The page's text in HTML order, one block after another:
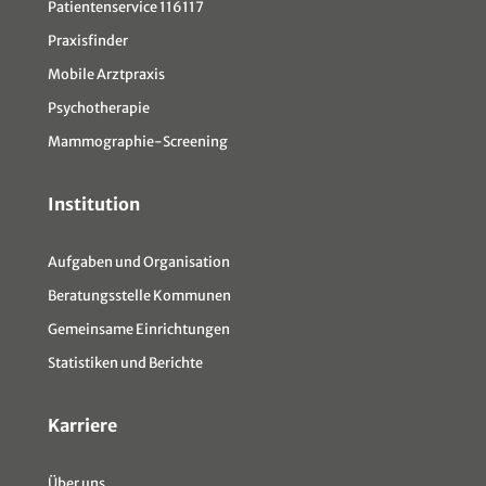
Patientenservice 116117
Praxisfinder
Mobile Arztpraxis
Psychotherapie
Mammographie-Screening
Institution
Aufgaben und Organisation
Beratungsstelle Kommunen
Gemeinsame Einrichtungen
Statistiken und Berichte
Karriere
Über uns